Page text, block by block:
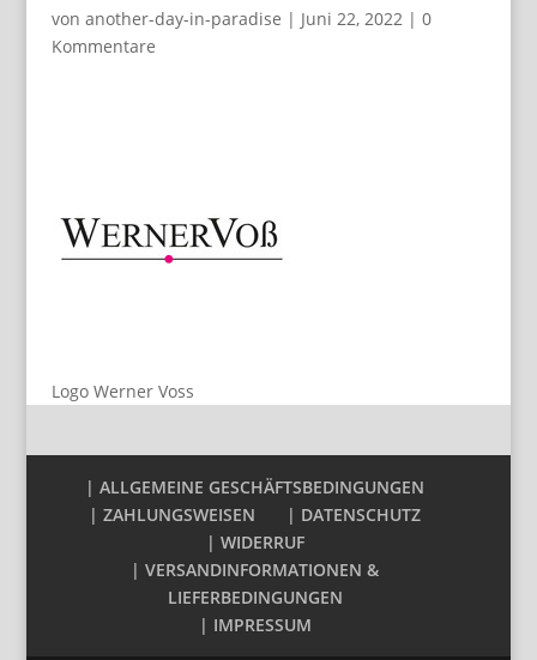
von another-day-in-paradise | Juni 22, 2022| 0
Kommentare
Logo Werner Voss
| ALLGEMEINE GESCHÄFTSBEDINGUNGEN
| ZAHLUNGSWEISEN
| DATENSCHUTZ
| WIDERRUF
| VERSANDINFORMATIONEN &
LIEFERBEDINGUNGEN
| IMPRESSUM